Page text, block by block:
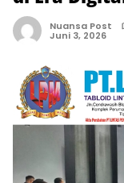
Nuansa Post
Juni 3, 2026